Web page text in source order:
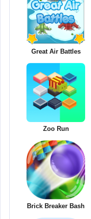
Great Air Battles
Zoo Run
Brick Breaker Bash